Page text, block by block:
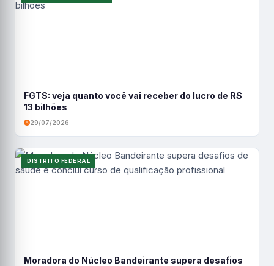
FGTS: veja quanto você vai receber do lucro de R$
13 bilhões
29/07/2026
DISTRITO FEDERAL
Moradora do Núcleo Bandeirante supera desafios